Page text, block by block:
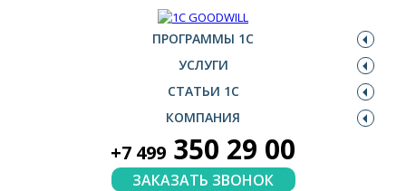
ПРОГРАММЫ 1С
УСЛУГИ
СТАТЬИ 1С
КОМПАНИЯ
+7 499 350 29 00
ЗАКАЗАТЬ ЗВОНОК